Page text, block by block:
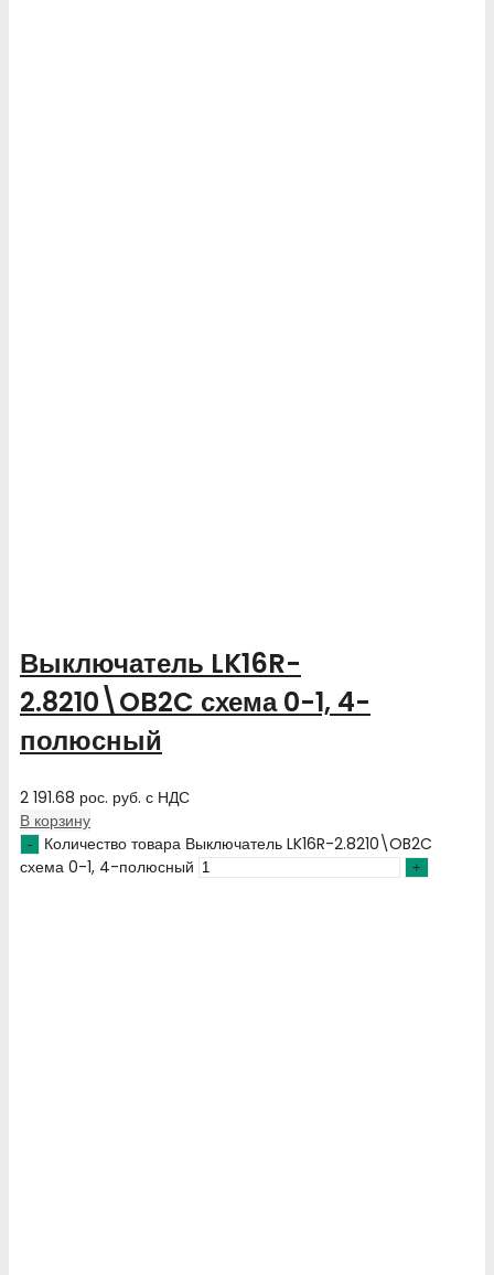
Выключатель LK16R-
2.8210\OB2C схема 0-1, 4-
полюсный
2 191.68 рос. руб. с НДС
В корзину
Количество товара Выключатель LK16R-2.8210\OB2C
схема 0-1, 4-полюсный